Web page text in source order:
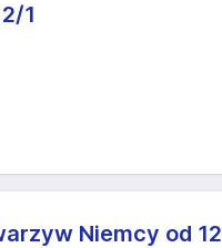
1
Niemcy od 12